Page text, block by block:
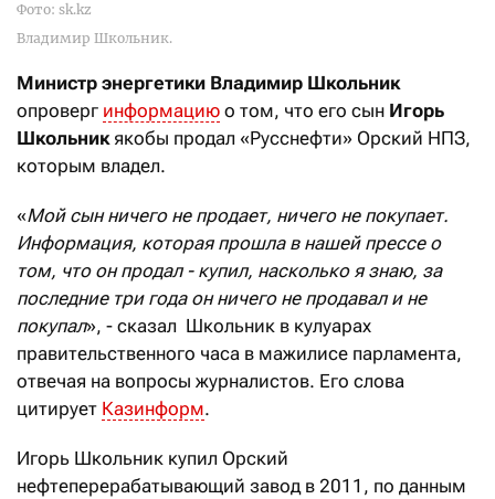
Фото: sk.kz
Владимир Школьник.
Министр энергетики Владимир Школьник
опроверг информацию о том, что его сын Игорь
Школьникякобы продал «Русснефти» Орский НПЗ,
которым владел.
«Мой сын ничего не продает, ничего не покупает.
Информация, которая прошла в нашей прессе о
том, что он продал - купил, насколько я знаю, за
последние три года он ничего не продавал и не
покупал», - сказал Школьник в кулуарах
правительственного часа в мажилисе парламента,
отвечая на вопросы журналистов. Его слова
цитирует Казинформ.
Игорь Школьник купил Орский
нефтеперерабатывающий завод в 2011, по данным